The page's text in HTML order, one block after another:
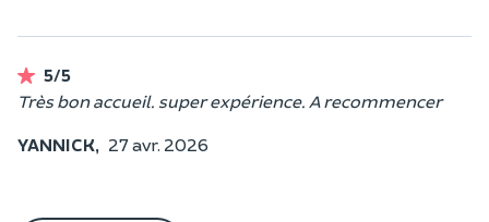
5/5
Très bon accueil. super expérience. A recommencer
YANNICK, 27 avr. 2026